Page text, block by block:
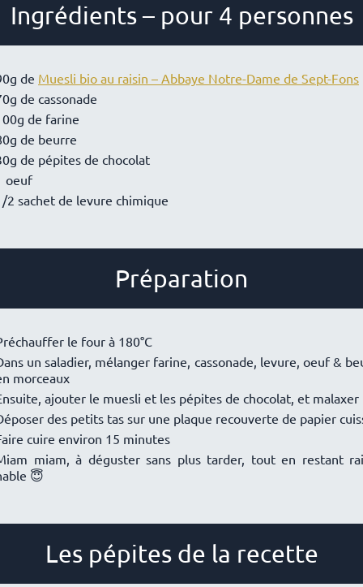
Ingrédients – pour 4 personnes
de Muesli bio au raisin – Abbaye Notre-Dame de Sept-Fons
de cassonade
de farine
de beurre
de pépites de chocolat
oeuf
2 sachet de levure chimique
Préparation
le four à 180°C
un saladier, mélanger farine, cassonade, levure, oeuf &
morceaux
ajouter le muesli et les pépites de chocolat, et malaxer
des petits tas sur une plaque recouverte de papier
cuire environ 15 minutes
miam, à déguster sans plus tarder, tout en restant
😇
Les pépites de la recette